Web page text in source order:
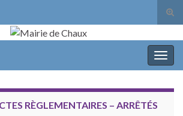
for:
RÈGLEMENTAIRES – ARRÊTÉS